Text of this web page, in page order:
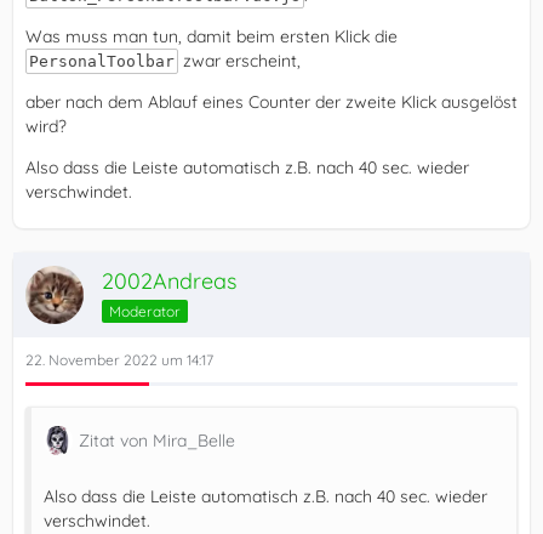
Was muss man tun, damit beim ersten Klick die
PersonalToolbar zwar erscheint,
aber nach dem Ablauf eines Counter der zweite Klick ausgelöst
wird?
Also dass die Leiste automatisch z.B. nach 40 sec. wieder
verschwindet.
2002Andreas
Moderator
22. November 2022 um 14:17
Zitat von Mira_Belle
Also dass die Leiste automatisch z.B. nach 40 sec. wieder
verschwindet.